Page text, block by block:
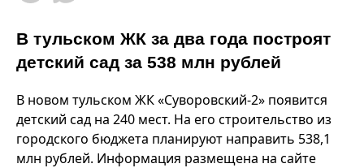
В тульском ЖК за два года построят
детский сад за 538 млн рублей
В новом тульском ЖК «Суворовский-2» появится
детский сад на 240 мест. На его строительство из
городского бюджета планируют направить 538,1
млн рублей. Информация размещена на сайте